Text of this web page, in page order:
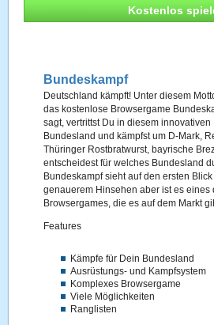
Kostenlos
Bundeskampf
Deutschland kämpft! Unter diesem
das kostenlose Browsergame
sagt, vertrittst Du in diesem
Bundesland und kämpfst um D-Mark,
Thüringer Rostbratwurst, bayrische
entscheidest für welches Bundesland
Bundeskampf sieht auf den ersten
genauerem Hinsehen aber ist es eines
Browsergames, die es auf dem Markt
Features
Kämpfe für Dein Bundesland
Ausrüstungs- und Kampfsystem
Komplexes Browsergame
Viele Möglichkeiten
Ranglisten